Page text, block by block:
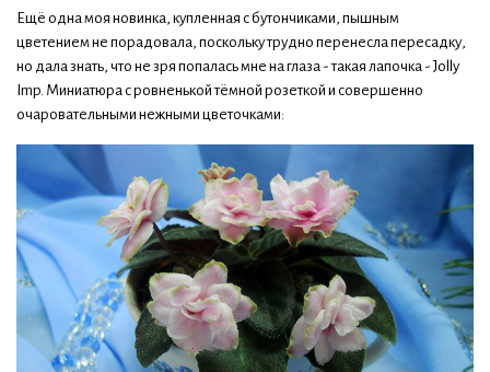
Ещё одна моя новинка, купленная с бутончиками, пышным
цветением не порадовала, поскольку трудно перенесла пересадку,
но дала знать, что не зря попалась мне на глаза - такая лапочка - Jolly
Imp. Миниатюра с ровненькой тёмной розеткой и совершенно
очаровательными нежными цветочками: